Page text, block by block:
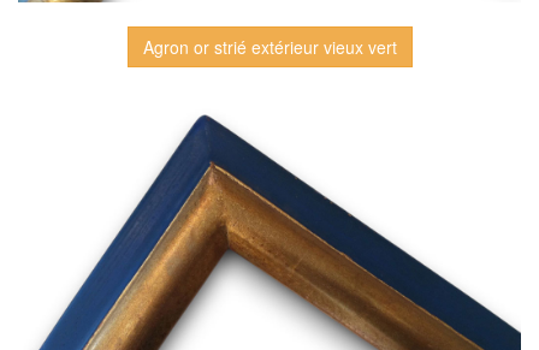
Agron or strié extérieur vieux vert